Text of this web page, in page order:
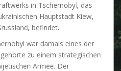
in Tschernobyl, das
Hauptstadt Kiew,
befindet.
war damals eines der
zu einem strategischen
Armee. Der